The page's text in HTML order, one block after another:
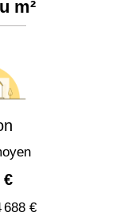
m²
€
688 €